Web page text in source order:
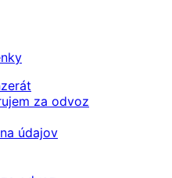
za odvoz
údajov